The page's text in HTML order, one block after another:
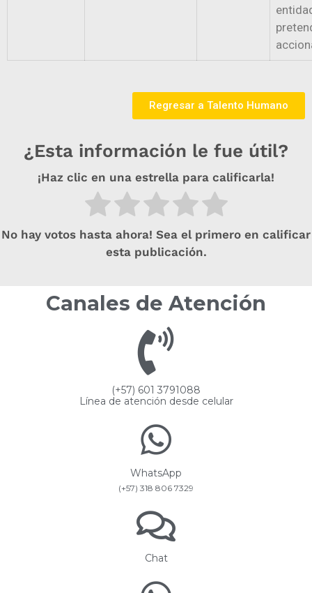
Regresar a Talento Humano
¿Esta información le fue útil?
¡Haz clic en una estrella para calificarla!
No hay votos hasta ahora! Sea el primero en calificar
esta publicación.
Canales de Atención
(+57) 601 3791088
Línea de atención desde celular
WhatsApp
(+57) 318 806 7329
Chat